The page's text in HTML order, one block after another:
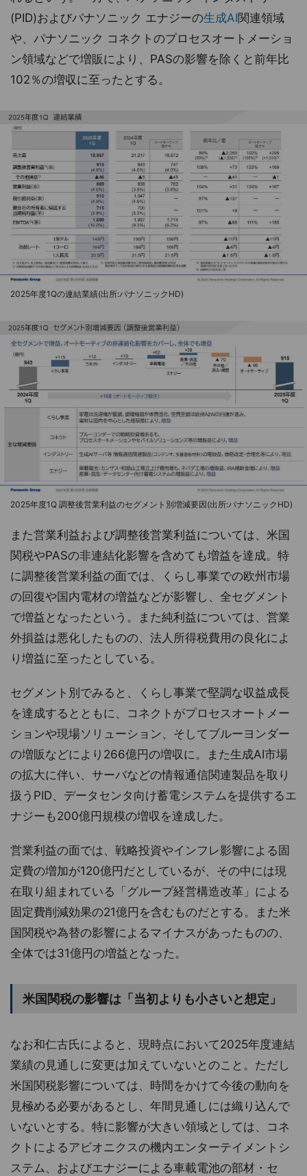
(PID)およびパナソニック エナジーの生成AI関連領域
や、パナソニック コネクトのプロセスオートメーショ
ン領域などで増販により、PASの影響を除くと前年比
102％の増収に至ったとする。
2025年度1Qの連結業績(出所:パナソニックHD)
2025年度1Q 調整後営業利益のセグメント別増減要因(出所:パナソニックHD)
また営業利益および調整後営業利益については、米国
関税やPASの非連結化影響を含めても増益を達成。特
に調整後営業利益の面では、くらし事業での欧州市場
の回復や国内電材の増益などが影響し、全セグメント
で増益となったという。また純利益については、営業
外損益は悪化したものの、法人所得税費用の良化によ
り増益に至ったとしている。
セグメント別でみると、くらし事業で堅調な収益成長
を達成するとともに、コネクトがプロセスオートメー
ションや現場ソリューション、そしてブルーヨンダー
の増販などにより266億円の増収に。また生成AI市場
の拡大に伴い、サーバなどの情報通信関連製品を取り
扱うPID、データセンタ向け蓄電システムを提供するエ
ナジーも200億円規模の増収を達成した。
営業利益の面では、戦略投資やインフレ影響による固
定費の増加が120億円だとしているが、その中には現
在取り組まれている「グループ経営構造改革」による
固定費削減効果の21億円を含むものだとする。また米
国関税や為替の影響によるマイナスがあったものの、
全体では31億円の増益となった。
米国関税の影響は「当初よりも小さいと想定」
なお和仁古氏によると、現時点において2025年度連結
業績の見通しに変更は加えていないとのこと。ただし
米国関税影響については、時間をかけて今後の動向を
見極める必要があるとし、年間見通しには織り込んで
いないとする。特に影響が大きい領域としては、コネ
クトによるアビオニクスの機内エンターテイメントシ
ステム、およびエナジーによる車載電池の部材・セ